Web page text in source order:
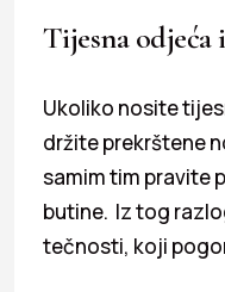
Tijesna odjeća
Ukoliko nosite
držite prekrštene
samim tim pravite
butine. Iz tog
tečnosti, koji